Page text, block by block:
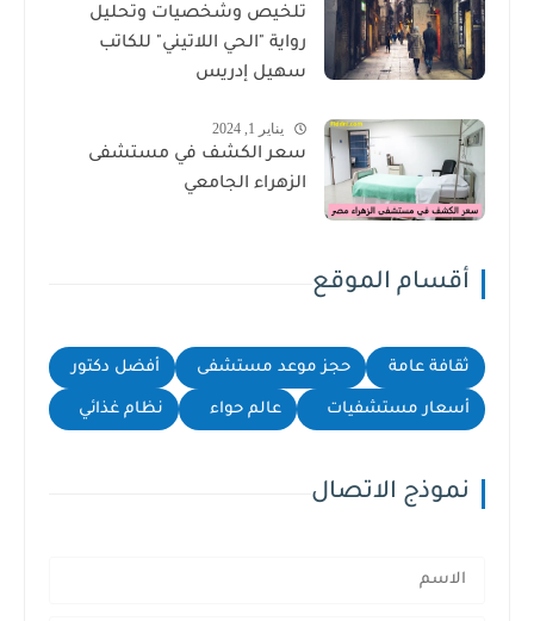
تلخيص وشخصيات وتحليل
رواية "الحي اللاتيني" للكاتب
سهيل إدريس
يناير 1, 2024
سعر الكشف في مستشفى
الزهراء الجامعي
أقسام الموقع
ثقافة عامة حجز موعد مستشفى أفضل دكتور
أسعار مستشفيات عالم حواء نظام غذائي
نموذج الاتصال